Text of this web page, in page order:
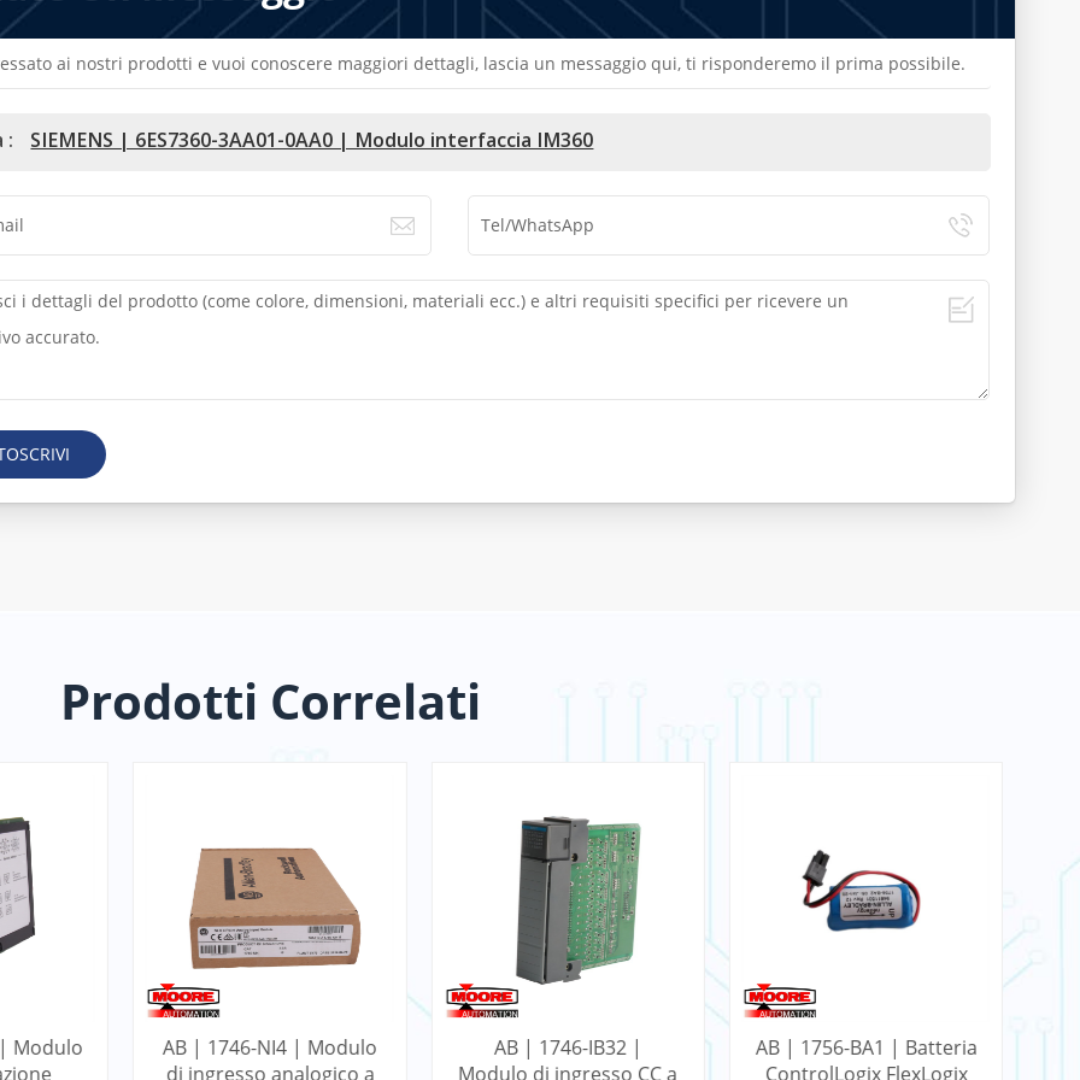
ai nostri prodotti e vuoi conoscere maggiori dettagli, lascia un messaggio qui, ti risponderemo il prima possibile.
: SIEMENS | 6ES7360-3AA01-0AA0 | Modulo interfaccia IM360
Prodotti Correlati
Modulo
AB | 1746-NI4 | Modulo
di ingresso analogico a
AB | 1746-IB32 |
Modulo di ingresso CC a
AB | 1756-BA1 | Batteria
ControlLogix FlexLogix